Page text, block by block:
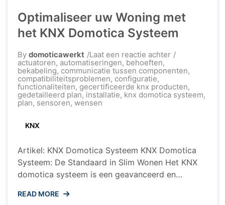
Optimaliseer uw Woning met
het KNX Domotica Systeem
By domoticawerkt Laat een reactie achterop
uw
met
het
actuatoren, automatiseringen, behoeften,
bekabeling, communicatie tussen componenten,
compatibiliteitsproblemen, configuratie,
functionaliteiten, gecertificeerde knx producten,
gedetailleerd plan, installatie, knx domotica systeem,
plan, sensoren, wensen
KNX
Artikel: KNX Domotica Systeem KNX Domotica
Systeem: De Standaard in Slim Wonen Het KNX
domotica systeem is een geavanceerd en
automatiseren en integreren van verschillende
READ MORE